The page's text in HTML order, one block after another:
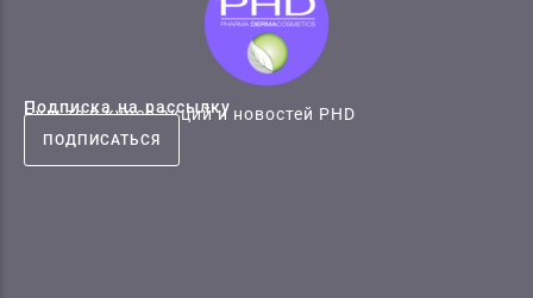
Подписка на рассылку
Будьте в курсе акций и новостей PHD
ПОДПИСАТЬСЯ